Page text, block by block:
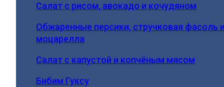
Салат с рисом, авокадо и кочудяном
Обжаренные персики, стручковая фасоль
моцарелла
Салат с капустой и копчёным мясом
Бибим Гуксу